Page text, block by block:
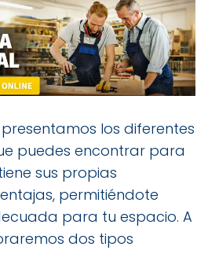
los diferentes
puedes encontrar para
sus propias
permitiéndote
para tu espacio. A
dos tipos